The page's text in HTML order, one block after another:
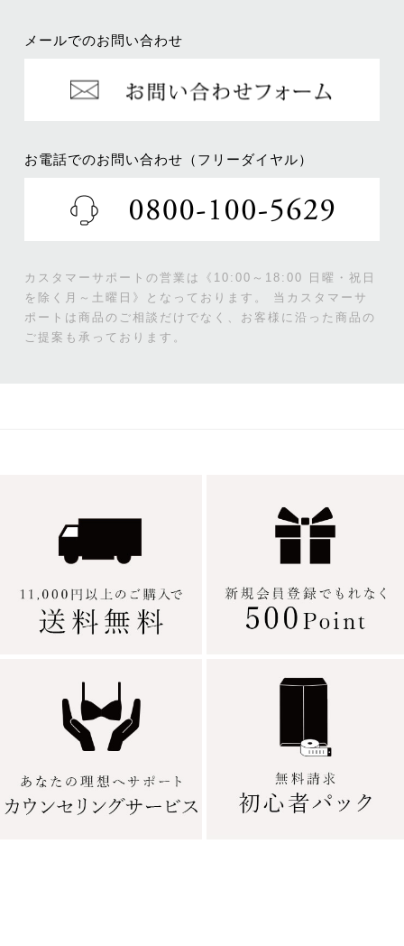
メールでのお問い合わせ
お電話でのお問い合わせ（フリーダイヤル）
カスタマーサポートの営業は《10:00～18:00 日曜・祝日
を除く月～土曜日》となっております。
当カスタマーサ
ポートは商品のご相談だけでなく、お客様に沿った商品の
ご提案も承っております。